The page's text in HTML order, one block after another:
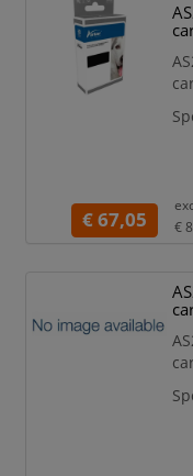
€ 67,05
€